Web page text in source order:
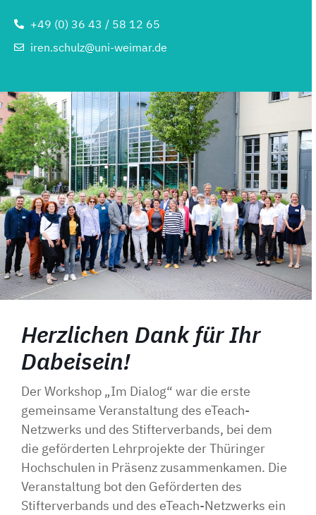
+49 (0) 36 43 / 58 12 65
iren.schulz@uni-weimar.de
Herzlichen Dank für Ihr
Dabeisein!
Der Workshop „Im Dialog“ war die erste
gemeinsame Veranstaltung des eTeach-
Netzwerks und des Stifterverbands, bei dem
die geförderten Lehrprojekte der Thüringer
Hochschulen in Präsenz zusammenkamen. Die
Veranstaltung bot den Geförderten des
Stifterverbands und des eTeach-Netzwerks ein